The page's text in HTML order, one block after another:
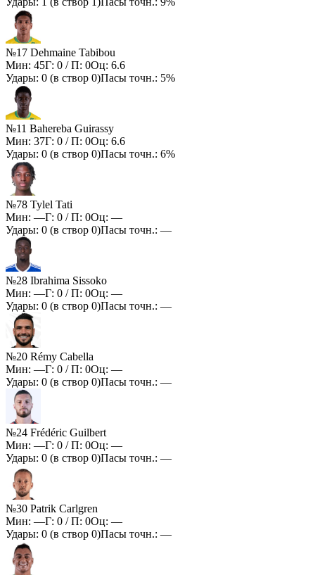
№17 Dehmaine Tabibou
Мин: 45Г: 0 / П: 0Оц: 6.6
Удары: 0 (в створ 0)Пасы точн.: 5%
№11 Bahereba Guirassy
Мин: 37Г: 0 / П: 0Оц: 6.6
Удары: 0 (в створ 0)Пасы точн.: 6%
№78 Tylel Tati
Мин: —Г: 0 / П: 0Оц: —
Удары: 0 (в створ 0)Пасы точн.: —
№28 Ibrahima Sissoko
Мин: —Г: 0 / П: 0Оц: —
Удары: 0 (в створ 0)Пасы точн.: —
№20 Rémy Cabella
Мин: —Г: 0 / П: 0Оц: —
Удары: 0 (в створ 0)Пасы точн.: —
№24 Frédéric Guilbert
Мин: —Г: 0 / П: 0Оц: —
Удары: 0 (в створ 0)Пасы точн.: —
№30 Patrik Carlgren
Мин: —Г: 0 / П: 0Оц: —
Удары: 0 (в створ 0)Пасы точн.: —